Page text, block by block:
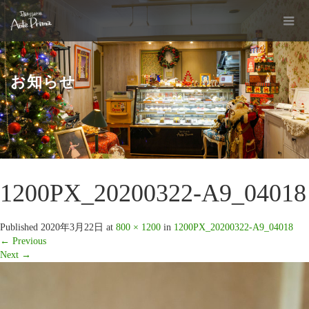
お知らせ
1200PX_20200322-A9_04018
Published 2020年3月22日 at 800 × 1200 in 1200PX_20200322-A9_04018
← Previous
Next →